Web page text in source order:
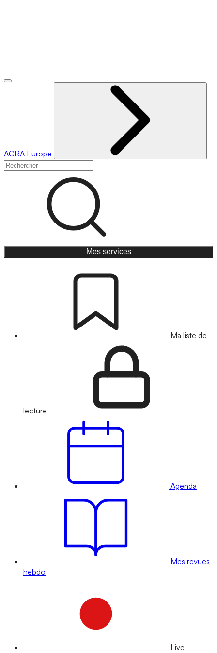
AGRA Europe
Mes services
Ma liste de
lecture
Agenda
Mes revues
hebdo
Live